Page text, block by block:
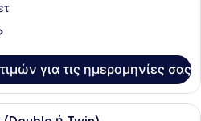
για τις ημερομηνίες σας
Ένα δωμάτιο ξενοδοχείου με ένα